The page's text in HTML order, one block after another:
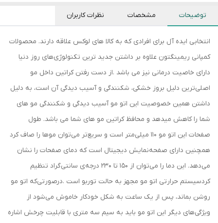
توضیحات مشخصات نظرات کاربران
انتخابی ایده آل برای افرادی که به کالا های لوکس علاقه دارند. محصولات
کمپانی ریمینگتون علاوه بر داشتن جدید ترین تکنولوژی‌های روز دنیا
دارای خاصیت درمانی نیز می باشد .از دست رفتن کراتین داخل مو
اصلی‌ترین دلیل بروز خشکی، شکنندگی و آسیب دیدگی آن است، به دلیل
داشتن همین خصوصیت این اتو مو آسیب دیدگی و شکنندگی مو های
شما را کاهش میدهد و محافظ کراتین مو های شما می باشد. طول
صفحات این اتو مو 110 میلی‌متر است و سریع‌تر می‌توان موها را صاف کرد
همچنین دارای صفحه‌نمایش دیجیتال است که دمای صفحات را نشان
می‌دهد. این دما را می‌توان از 150 تا 230 درجه‌ی سانتی‌گراد تنظیم
کردسیستم حرارتی اتو مو مجهز به حالت توربو است .درصورتی‌که اتو مو
روشن بماند، پس از یک ساعت به شکل خودکار خاموش می‌شود از
ویژگی‌های دیگر این اتو مو باید به سیم سه متری با قابلیت چرخش اشاره